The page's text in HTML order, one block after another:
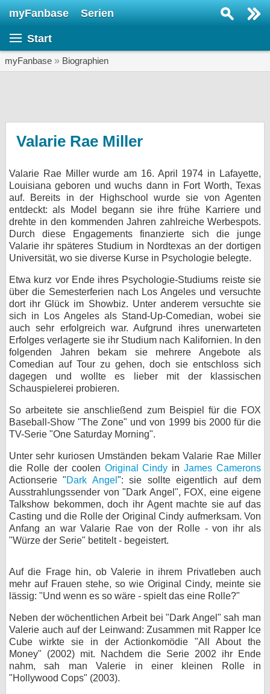
myFanbase Serien
Start
myFanbase » Biographien
Valarie Rae Miller
Valarie Rae Miller wurde am 16. April 1974 in Lafayette,
Louisiana geboren und wuchs dann in Fort Worth, Texas
auf. Bereits in der Highschool wurde sie von Agenten
entdeckt: als Model begann sie ihre frühe Karriere und
drehte in den kommenden Jahren zahlreiche Werbespots.
Durch diese Engagements finanzierte sich die junge
Valarie ihr späteres Studium in Nordtexas an der dortigen
Universität, wo sie diverse Kurse in Psychologie belegte.
Etwa kurz vor Ende ihres Psychologie-Studiums reiste sie
über die Semesterferien nach Los Angeles und versuchte
dort ihr Glück im Showbiz. Unter anderem versuchte sie
sich in Los Angeles als Stand-Up-Comedian, wobei sie
auch sehr erfolgreich war. Aufgrund ihres unerwarteten
Erfolges verlagerte sie ihr Studium nach Kalifornien. In den
folgenden Jahren bekam sie mehrere Angebote als
Comedian auf Tour zu gehen, doch sie entschloss sich
dagegen und wollte es lieber mit der klassischen
Schauspielerei probieren.
So arbeitete sie anschließend zum Beispiel für die FOX
Baseball-Show "The Zone" und von 1999 bis 2000 für die
TV-Serie "One Saturday Morning".
Unter sehr kuriosen Umständen bekam Valarie Rae Miller
die Rolle der coolen Original Cindy inJames Camerons
Actionserie "Dark Angel ": sie sollte eigentlich auf dem
Ausstrahlungssender von "Dark Angel", FOX, eine eigene
Talkshow bekommen, doch ihr Agent machte sie auf das
Casting und die Rolle der Original Cindy aufmerksam. Von
Anfang an war Valarie Rae von der Rolle - von ihr als
"Würze der Serie" betitelt - begeistert.
Auf die Frage hin, ob Valerie in ihrem Privatleben auch
mehr auf Frauen stehe, so wie Original Cindy, meinte sie
lässig: "Und wenn es so wäre - spielt das eine Rolle?"
Neben der wöchentlichen Arbeit bei "Dark Angel" sah man
Valerie auch auf der Leinwand: Zusammen mit Rapper Ice
Cube wirkte sie in der Actionkomödie "All About the
Money" (2002) mit. Nachdem die Serie 2002 ihr Ende
nahm, sah man Valerie in einer kleinen Rolle in
"Hollywood Cops" (2003).
KULTUR
Specials
SERVICE
Gewinnspiele
Forum
bei X
bei Facebook
Kontakt
Nutzungsbedingungen
Datenschutz
Cookie-Einstellungen
Impressum
Desktop-Ansicht
myFanbase